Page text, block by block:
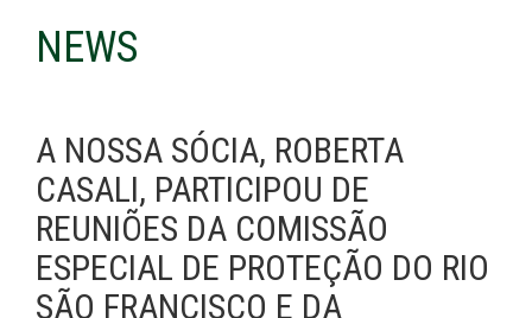
NEWS
A NOSSA SÓCIA, ROBERTA
CASALI, PARTICIPOU DE
REUNIÕES DA COMISSÃO
ESPECIAL DE PROTEÇÃO DO RIO
SÃO FRANCISCO E DA